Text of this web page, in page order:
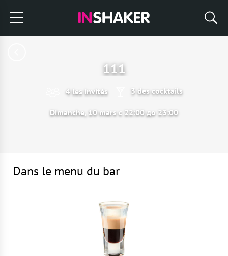
111
4 les invités 3 des cocktails
Dimanche, 10 mars с 22:00 до 23:00
Dans le menu du bar